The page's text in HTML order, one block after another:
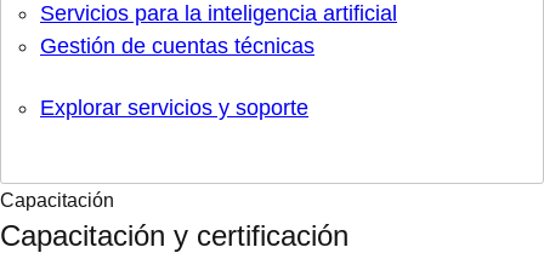
Servicios para la inteligencia artificial
Gestión de cuentas técnicas
Explorar servicios y soporte
Capacitación
Capacitación y certificación